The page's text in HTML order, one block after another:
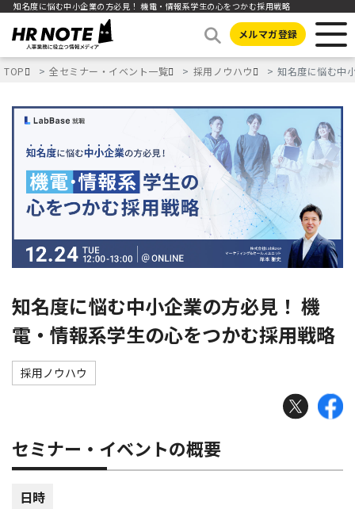
知名度に悩む中小企業の方必見！ 機電・情報系学生の心をつかむ採用戦略
メルマガ登録
TOP 全セミナー・イベント一覧 採用ノウハウ 知名度に悩む中
知名度に悩む中小企業の方必見！ 機
電・情報系学生の心をつかむ採用戦略
採用ノウハウ
セミナー・イベントの概要
日時